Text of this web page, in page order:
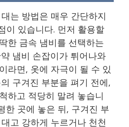
는 방법은 매우 간단하지
이 있습니다. 먼저 활용할
한 금속 냄비를 선택하는
냄비 손잡이가 튀어나와
라면, 옷에 자극이 될 수 있
구겨진 부분을 펴기 전에,
하고 적당히 말려 놓습니
한 곳에 놓은 뒤, 구겨진 부
고 강하게 누르거나 천천